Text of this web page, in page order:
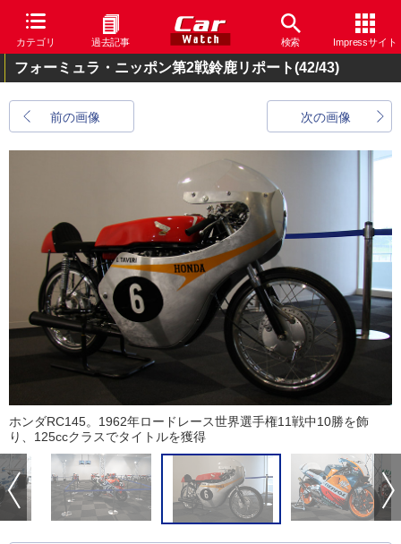
カテゴリ 過去記事 検索 Impressサイト
フォーミュラ・ニッポン第2戦鈴鹿リポート(42/43)
前の画像 次の画像
ホンダRC145。1962年ロードレース世界選手権11戦中10勝を飾
り、125ccクラスでタイトルを獲得